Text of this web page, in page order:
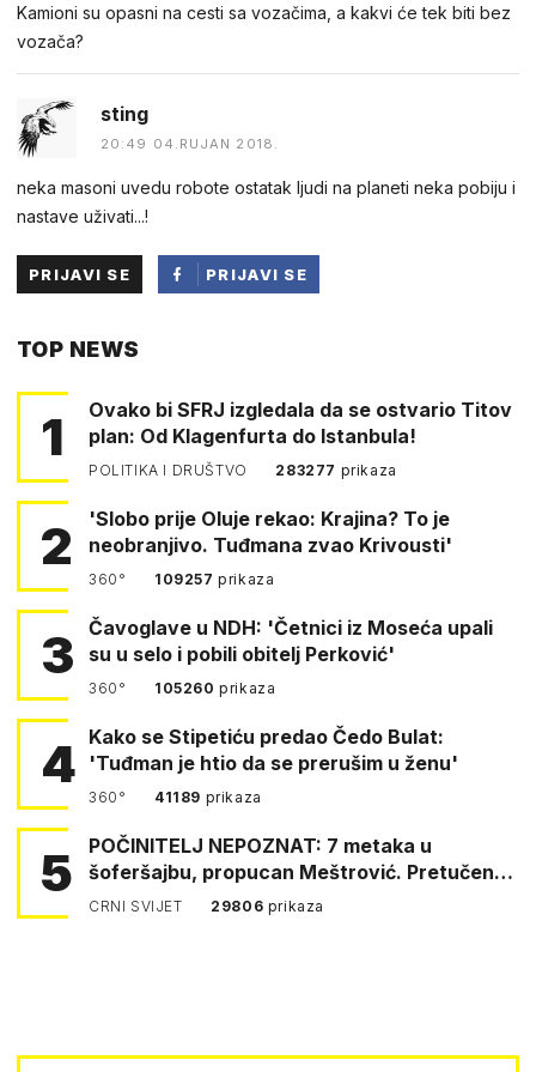
Kamioni su opasni na cesti sa vozačima, a kakvi će tek biti bez
vozača?
sting
20:49 04.RUJAN 2018.
neka masoni uvedu robote ostatak ljudi na planeti neka pobiju i
nastave uživati...!
PRIJAVI SE
PRIJAVI SE
TOP NEWS
1
Ovako bi SFRJ izgledala da se ostvario Titov
plan: Od Klagenfurta do Istanbula!
POLITIKA I DRUŠTVO 283277 prikaza
2
'Slobo prije Oluje rekao: Krajina? To je
neobranjivo. Tuđmana zvao Krivousti'
360° 109257prikaza
3
Čavoglave u NDH: 'Četnici iz Moseća upali
su u selo i pobili obitelj Perković'
360° 105260prikaza
4 Kako se Stipetiću predao Čedo Bulat:
'Tuđman je htio da se prerušim u ženu'
360° 41189 prikaza
5
POČINITELJ NEPOZNAT: 7 metaka u
šoferšajbu, propucan Meštrović. Pretučen
Pejin
CRNI SVIJET 29806 prikaza